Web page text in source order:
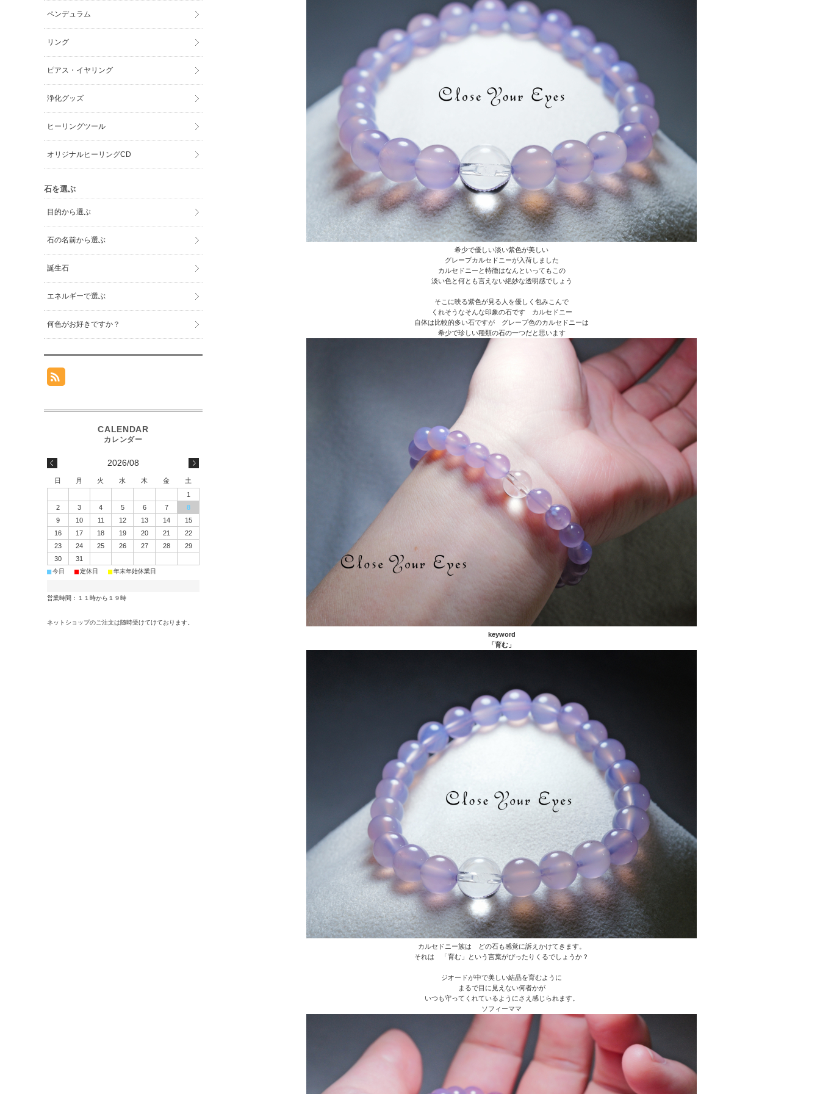
希少で優しい淡い紫色が美しい
グレープカルセドニーが入荷しました
カルセドニーと特徴はなんといってもこの
淡い色と何とも言えない絶妙な透明感でしょう
そこに映る紫色が見る人を優しく包みこんで
くれそうなそんな印象の石です カルセドニー
自体は比較的多い石ですが グレープ色のカルセドニーは
希少で珍しい種類の石の一つだと思います
keyword
「育む」
カルセドニー族は どの石も感覚に訴えかけてきます。
それは 「育む」という言葉がぴったりくるでしょうか？
ジオードが中で美しい結晶を育むように
まるで目に見えない何者かが
いつも守ってくれているようにさえ感じられます。
ソフィーママ
ペンデュラム
リング
ピアス・イヤリング
浄化グッズ
ヒーリングツール
オリジナルヒーリングCD
石を選ぶ
目的から選ぶ
石の名前から選ぶ
誕生石
エネルギーで選ぶ
何色がお好きですか？
2026/08
日 月 火 水 木 金
土
1
2
3 4 5 6 7
8
9
10 11 12 13 14
15
16
17 18 19 20 21
22
23
24 25 26 27 28
29
30
31
■今日 ■定休日 ■年末年始休業日
営業時間：１１時から１９時
ネットショップのご注文は随時受けてけております。